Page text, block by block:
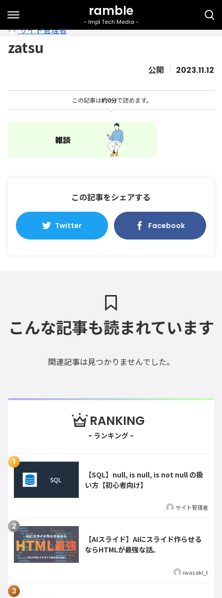
サイト管理者
zatsu
2023.11.12
この記事は約0分で読めます。
この記事をシェアする
Twitter Facebook
こんな記事も読まれています
関連記事は見つかりませんでした。
RANKING
【SQL】null, is null, is not null の扱
い方【初心者向け】
サイト管理者
【AIスライド】AIにスライド作らせる
ならHTMLが最強な話。
iwasaki_t